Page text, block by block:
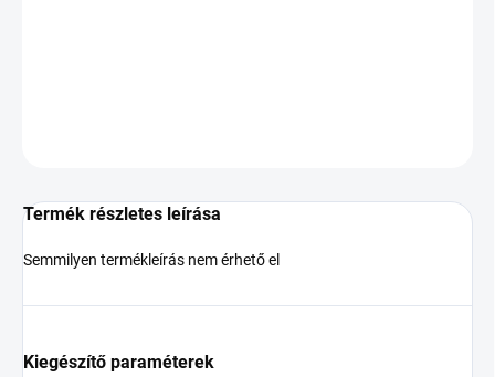
Termék részletes leírása
Semmilyen termékleírás nem érhető el
Kiegészítő paraméterek